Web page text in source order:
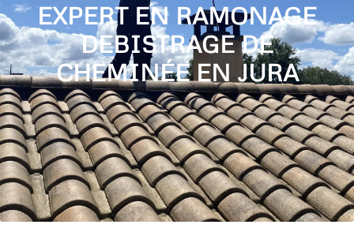
EXPERT EN RAMONAGE
DEBISTRAGE DE
CHEMINÉE EN JURA